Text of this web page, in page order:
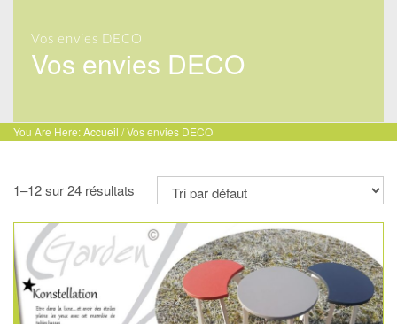
Vos envies DECO
Vos envies DECO
You Are Here:Accueil / Vos envies DECO
1–12 sur 24 résultats